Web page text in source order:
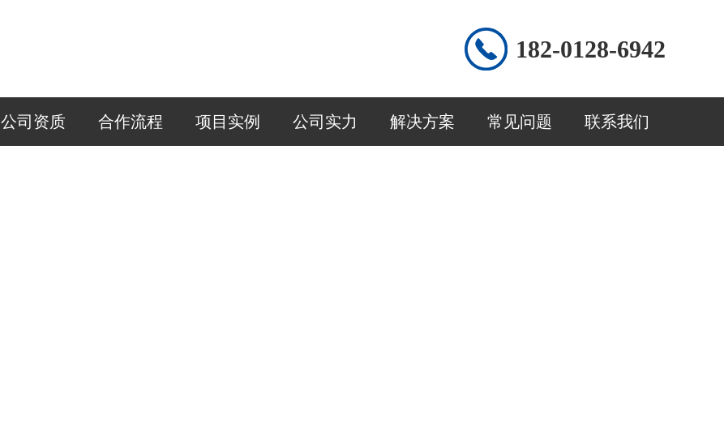
182-0128-6942
公司资质 合作流程 项目实例 公司实力 解决方案 常见问题 联系我们